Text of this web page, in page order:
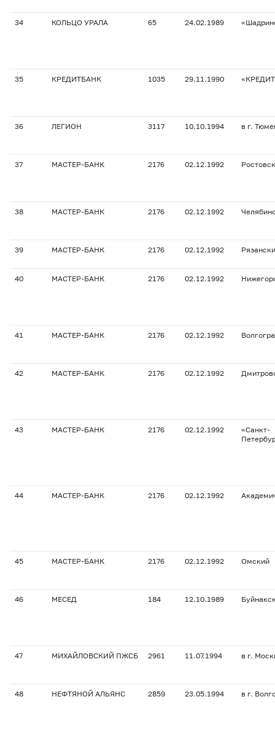
34 КОЛЬЦО УРАЛА 65 24.02.1989
35 КРЕДИТБАНК 1035 29.11.1990
36 ЛЕГИОН 3117 10.10.1994 в г.
37 МАСТЕР-БАНК 2176 02.12.1992
38 МАСТЕР-БАНК 2176 02.12.1992
39 МАСТЕР-БАНК 2176 02.12.1992
40 МАСТЕР-БАНК 2176 02.12.1992
41 МАСТЕР-БАНК 2176 02.12.1992
42 МАСТЕР-БАНК 2176 02.12.1992
43 МАСТЕР-БАНК 2176 02.12.1992
«Санкт-
44 МАСТЕР-БАНК 2176 02.12.1992
45 МАСТЕР-БАНК 2176 02.12.1992 Омский
46 МЕСЕД 184 12.10.1989
47 МИХАЙЛОВСКИЙ ПЖСБ 2961 11.07.1994 в г.
48 НЕФТЯНОЙ АЛЬЯНС 2859 23.05.1994 в г.